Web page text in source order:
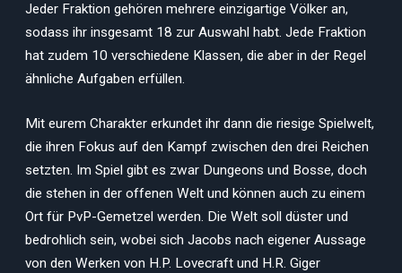
Jeder Fraktion gehören mehrere einzigartige Völker an,
sodass ihr insgesamt 18 zur Auswahl habt. Jede Fraktion
hat zudem 10 verschiedene Klassen, die aber in der Regel
ähnliche Aufgaben erfüllen.
Mit eurem Charakter erkundet ihr dann die riesige Spielwelt,
die ihren Fokus auf den Kampf zwischen den drei Reichen
setzten. Im Spiel gibt es zwar Dungeons und Bosse, doch
die stehen in der offenen Welt und können auch zu einem
Ort für PvP-Gemetzel werden. Die Welt soll düster und
bedrohlich sein, wobei sich Jacobs nach eigener Aussage
von den Werken von H.P. Lovecraft und H.R. Giger